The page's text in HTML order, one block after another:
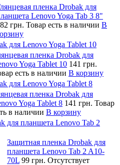
пленка Drobak для
Lenovo Yoga Tab 3 8"
грн. Товар есть в наличии В
для Lenovo Yoga Tablet 10
пленка Drobak для
Yoga Tablet 10 141 грн.
есть в наличии В корзину
для Lenovo Yoga Tablet 8
пленка Drobak для
Yoga Tablet 8 141 грн. Товар
в наличии В корзину
для планшета Lenovo Tab 2
Защитная пленка Drobak для
планшета Lenovo Tab 2 A10-
70L 99 грн. Отсутствует